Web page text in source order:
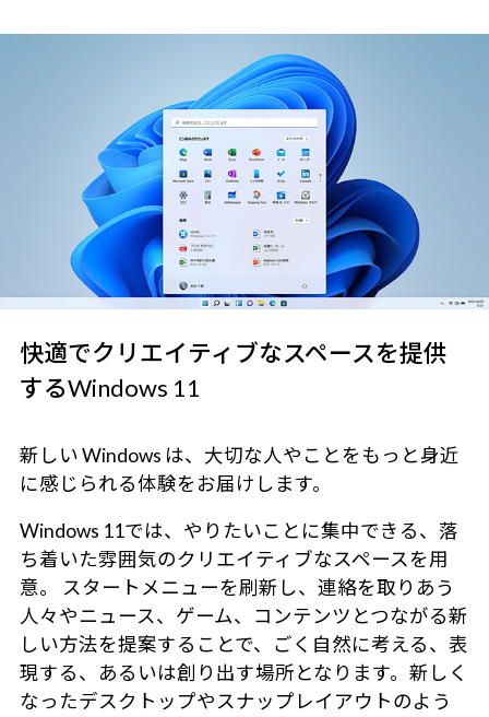
快適でクリエイティブなスペースを提供
するWindows 11
新しい Windows は、大切な人やことをもっと身近
に感じられる体験をお届けします。
Windows 11では、やりたいことに集中できる、落
ち着いた雰囲気のクリエイティブなスペースを用
意。 スタートメニューを刷新し、連絡を取りあう
人々やニュース、ゲーム、コンテンツとつながる新
しい方法を提案することで、ごく自然に考える、表
現する、あるいは創り出す場所となります。新しく
なったデスクトップやスナップレイアウトのよう